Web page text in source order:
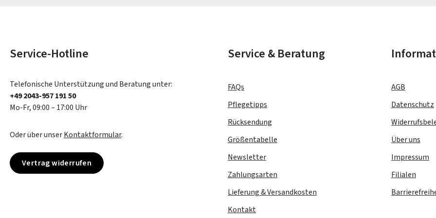
Service-Hotline
Telefonische Unterstützung und Beratung unter:
+49 2043-957 191 50
Mo-Fr, 09:00 – 17:00 Uhr
Oder über unserKontaktformular.
Vertrag widerrufen
Service & Beratung
FAQs
Pflegetipps
Rücksendung
Größentabelle
Newsletter
Zahlungsarten
Lieferung & Versandkosten
Kontakt
AGB
Datenschutz
Über uns
Impressum
Filialen